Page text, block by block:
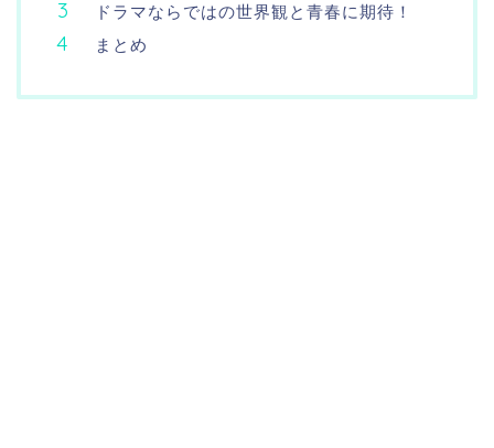
ドラマならではの世界観と青春に期待！
まとめ